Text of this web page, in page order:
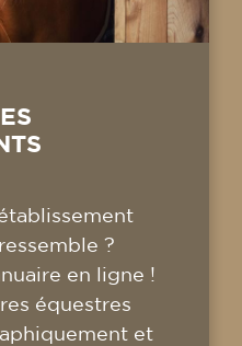
?
en ligne !
équestres
et